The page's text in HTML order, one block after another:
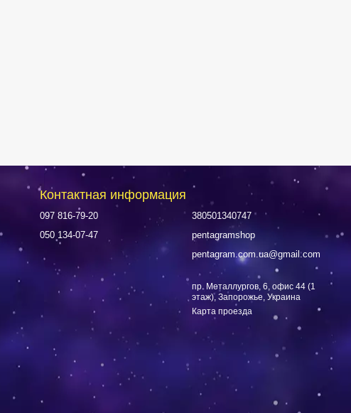
Контактная информация
097 816-79-20
050 134-07-47
380501340747
pentagramshop
pentagram.com.ua@gmail.com
пр. Металлургов, 6, офис 44 (1
этаж), Запорожье, Украина
Карта проезда